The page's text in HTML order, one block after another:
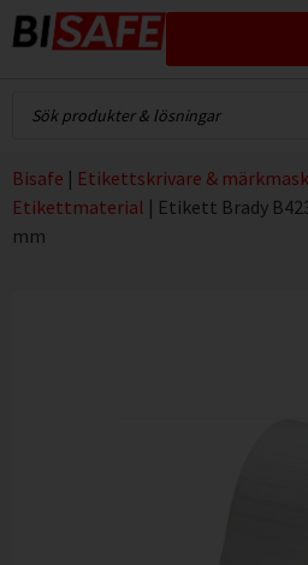
Bisafe | Etikettskrivare &
Etikettmaterial | Etikett Brady
mm